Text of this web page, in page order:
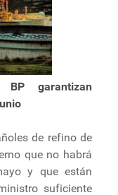
garantizan
de refino de
que no habrá
y que están
suficiente